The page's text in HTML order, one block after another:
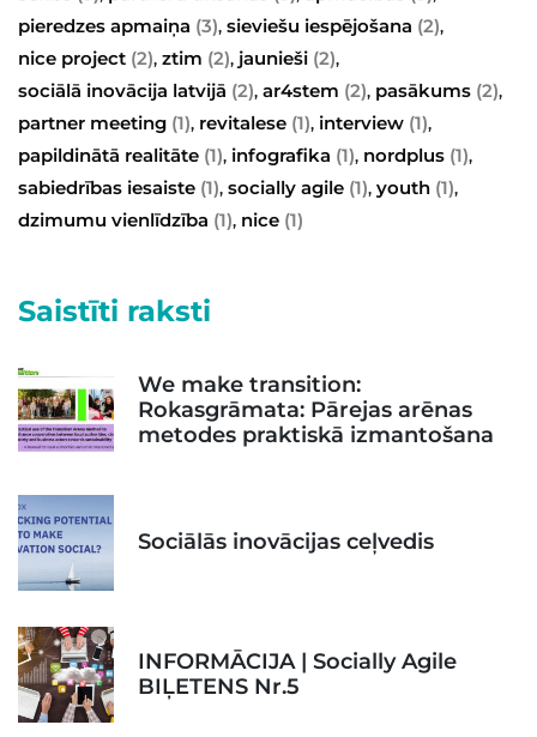
pieredzes apmaiņa (3), sieviešu iespējošana (2),
nice project (2), ztim (2), jaunieši (2),
sociālā inovācija latvijā (2), ar4stem (2), pasākums (2),
partner meeting (1), revitalese (1), interview (1),
papildinātā realitāte (1), infografika (1), nordplus (1),
sabiedrības iesaiste (1), socially agile (1), youth (1),
dzimumu vienlīdzība (1), nice (1)
Saistīti raksti
We make transition:
Rokasgrāmata: Pārejas arēnas
metodes praktiskā izmantošana
Sociālās inovācijas ceļvedis
INFORMĀCIJA | Socially Agile
BIĻETENS Nr.5